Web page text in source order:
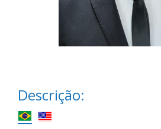
Descrição: